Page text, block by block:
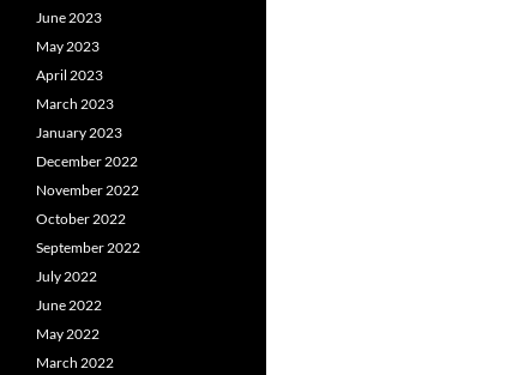
June 2023
May 2023
April 2023
March 2023
January 2023
December 2022
November 2022
October 2022
September 2022
July 2022
June 2022
May 2022
March 2022